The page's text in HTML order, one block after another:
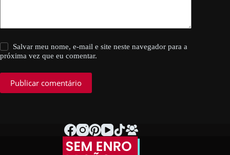
Salvar meu nome, e-mail e site neste navegador para a
próxima vez que eu comentar.
Publicar comentário